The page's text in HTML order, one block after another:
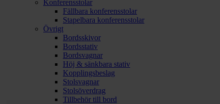
Konferensstolar
Fällbara konferensstolar
Stapelbara konferensstolar
Övrigt
Bordsskivor
Bordsstativ
Bordsvagnar
Höj & sänkbara stativ
Kopplingsbeslag
Stolsvagnar
Stolsöverdrag
Tillbehör till bord